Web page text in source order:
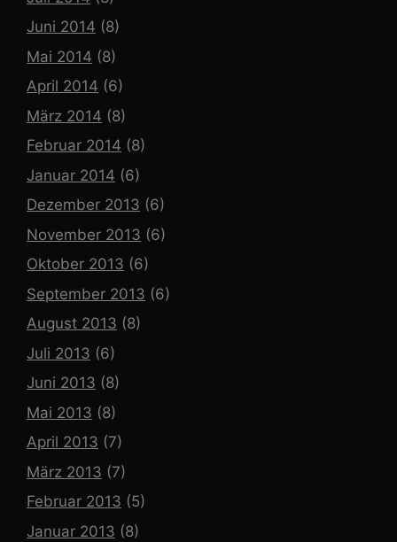
Juni 2014 (8)
Mai 2014 (8)
April 2014 (6)
März 2014 (8)
Februar 2014 (8)
Januar 2014 (6)
Dezember 2013 (6)
November 2013 (6)
Oktober 2013 (6)
September 2013 (6)
August 2013 (8)
Juli 2013 (6)
Juni 2013 (8)
Mai 2013 (8)
April 2013 (7)
März 2013 (7)
Februar 2013 (5)
Januar 2013 (8)